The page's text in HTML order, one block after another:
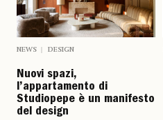
NEWS DESIGN
Nuovi spazi,
l’appartamento di
Studiopepe è un manifesto
del design